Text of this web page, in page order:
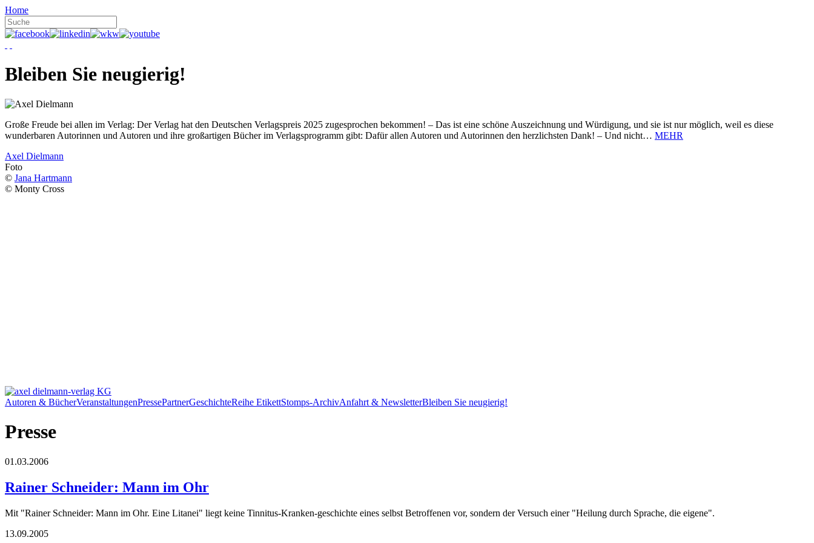
Home
Bleiben Sie neugierig!
Große Freude bei allen im Verlag: Der Verlag hat den Deutschen Verlagspreis 2025 zugesprochen bekommen! – Das ist eine schöne Auszeichnung und Würdigung, und sie ist nur möglich, weil es diese
wunderbaren Autorinnen und Autoren und ihre großartigen Bücher im Verlagsprogramm gibt: Dafür allen Autoren und Autorinnen den herzlichsten Dank! – Und nicht… MEHR
Axel Dielmann
Foto
© Jana Hartmann
© Monty Cross
Autoren & BücherVeranstaltungenPressePartnerGeschichteReihe EtikettStomps-ArchivAnfahrt & NewsletterBleiben Sie neugierig!
Presse
01.03.2006
Rainer Schneider: Mann im Ohr
Mit "Rainer Schneider: Mann im Ohr. Eine Litanei" liegt keine Tinnitus-Kranken-geschichte eines selbst Betroffenen vor, sondern der Versuch einer "Heilung durch Sprache, die eigene".
13.09.2005